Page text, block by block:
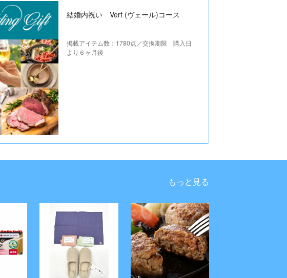
結婚内祝い Vert (ヴェール)コース
掲載アイテム数：1780点／交換期限 購入日
より６ヶ月後
もっと見る